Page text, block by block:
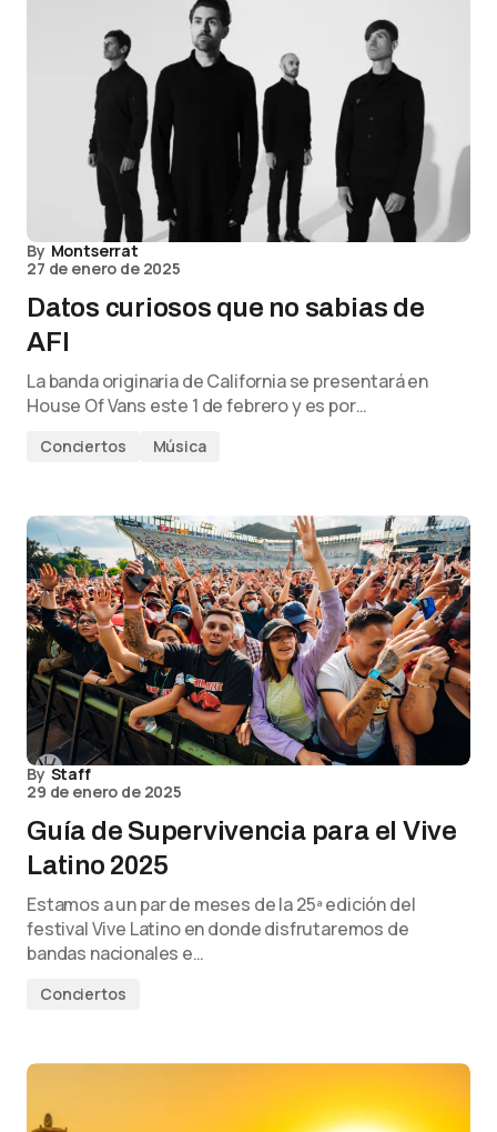
By Montserrat
27 de enero de 2025
Datos curiosos que no sabias de
AFI
La banda originaria de California se presentará en
House Of Vans este 1 de febrero y es por…
Conciertos Música
By Staff
29 de enero de 2025
Guía de Supervivencia para el Vive
Latino 2025
Estamos a un par de meses de la 25ª edición del
festival Vive Latino en donde disfrutaremos de
bandas nacionales e…
Conciertos